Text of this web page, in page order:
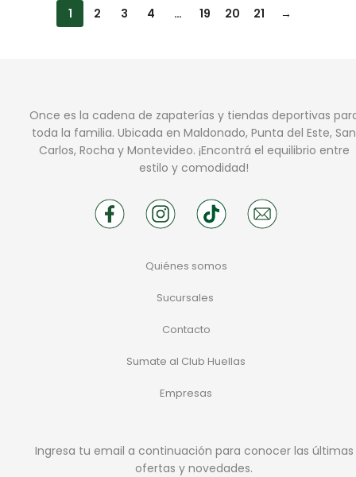
1 2 3 4 … 19 20 21 →
Once es la cadena de zapaterías y tiendas deportivas
toda la familia. Ubicada en Maldonado, Punta del Este, San
Carlos, Rocha y Montevideo. ¡Encontrá el equilibrio entre
estilo y comodidad!
Quiénes somos
Sucursales
Contacto
Sumate al Club Huellas
Empresas
Ingresa tu email a continuación para conocer las últimas
ofertas y novedades.